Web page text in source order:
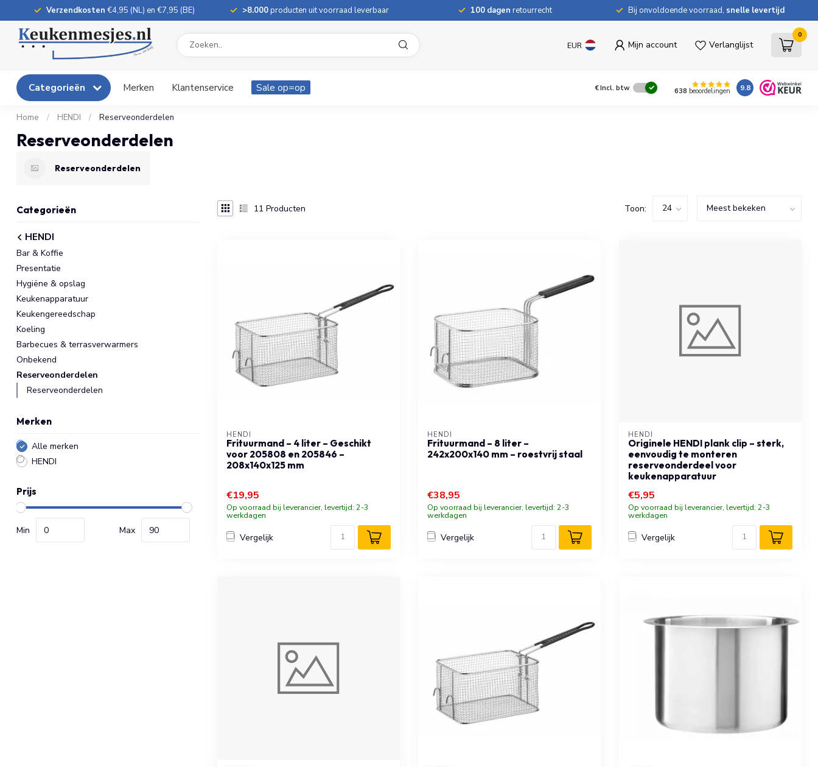
Verzendkosten €4,95 (NL) en €7,95 (BE) >8.000producten uit voorraad leverbaar 100 dagen retourrecht Bij onvoldoende voorraad, snelle levertijd
EUR Mijn account Verlanglijst
0
Categorieën Merken Klantenservice Sale op=op €Incl. btw 638 beoordelingen 9.8
Home / HENDI / Reserveonderdelen
Reserveonderdelen
Reserveonderdelen
Categorieën
HENDI
Bar & Koffie
Presentatie
Hygiëne & opslag
Keukenapparatuur
Keukengereedschap
Koeling
Barbecues & terrasverwarmers
Onbekend
Reserveonderdelen
Reserveonderdelen
Merken
Alle merken
HENDI
Prijs
Min Max
11 Producten Toon:
HENDI
Frituurmand – 4 liter – Geschikt
voor 205808 en 205846 –
208x140x125 mm
€19,95
Op voorraad bij leverancier, levertijd: 2-3
werkdagen
Vergelijk
HENDI
Frituurmand – 8 liter –
242x200x140 mm – roestvrij staal
€38,95
Op voorraad bij leverancier, levertijd: 2-3
werkdagen
Vergelijk
HENDI
Originele HENDI plank clip – sterk,
eenvoudig te monteren
reserveonderdeel voor
keukenapparatuur
€5,95
Op voorraad bij leverancier, levertijd: 2-3
werkdagen
Vergelijk